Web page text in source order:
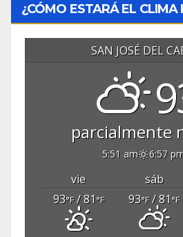
¿CÓMO ESTARÁ EL CLIMA
SAN JOSÉ DEL
parcialmente
5:51 am 6:57
vie sáb
93°F/ 81°F 93°F/ 81°F